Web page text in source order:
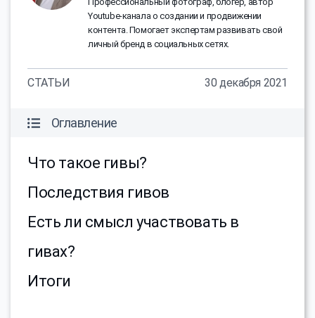
Youtube-канала о создании и продвижении
контента. Помогает экспертам развивать свой
личный бренд в социальных сетях.
СТАТЬИ 30 декабря 2021
Оглавление
Что такое гивы?
Последствия гивов
Есть ли смысл участвовать в
гивах?
Итоги